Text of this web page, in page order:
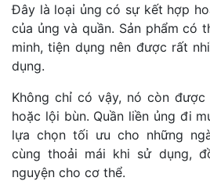
Đây là loại ủng có sự kết hợp
của ủng và quần. Sản phẩm có
minh, tiện dụng nên được rất
dụng.
Không chỉ có vậy, nó còn
hoặc lội bùn. Quần liền ủng đi
lựa chọn tối ưu cho những
cùng thoải mái khi sử dụng,
nguyện cho cơ thể.